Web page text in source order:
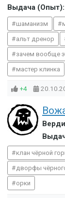
Выдача (Опыт):
шаманизм
альт дренор
зачем вообще
мастер клинка
+4
клан чёрной
дворфы
орки